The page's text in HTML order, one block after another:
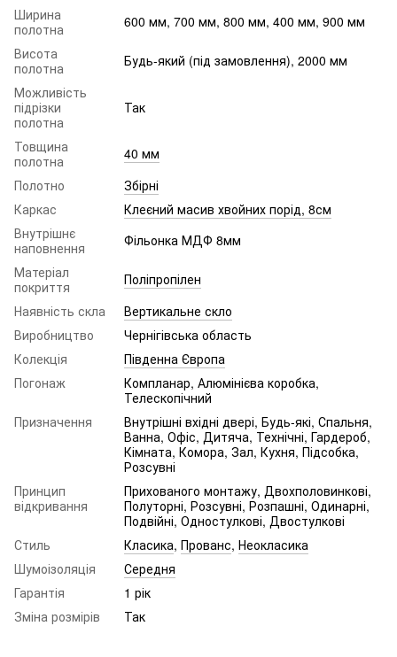
Ширина
полотна
600 мм, 700 мм, 800 мм, 400 мм, 900 мм
Висота
полотна
Будь-який (під замовлення), 2000 мм
Можливість
підрізки
полотна
Так
Товщина
полотна
40 мм
Полотно
Збірні
Каркас
Клеєний масив хвойних порід, 8см
Внутрішнє
наповнення
Фільонка МДФ 8мм
Матеріал
покриття
Поліпропілен
Наявність скла
Вертикальне скло
Виробництво
Чернігівська область
Колекція
Південна Європа
Погонаж
Компланар, Алюмінієва коробка,
Телескопічний
Призначення
Внутрішні вхідні двері, Будь-які, Спальня,
Ванна, Офіс, Дитяча, Технічні, Гардероб,
Кімната, Комора, Зал, Кухня, Підсобка,
Розсувні
Принцип
відкривання
Прихованого монтажу, Двохполовинкові,
Полуторні, Розсувні, Розпашні, Одинарні,
Подвійні, Одностулкові, Двостулкові
Стиль
Класика, Прованс, Неокласика
Шумоізоляція
Середня
Гарантія
1 рік
Зміна розмірів
Так